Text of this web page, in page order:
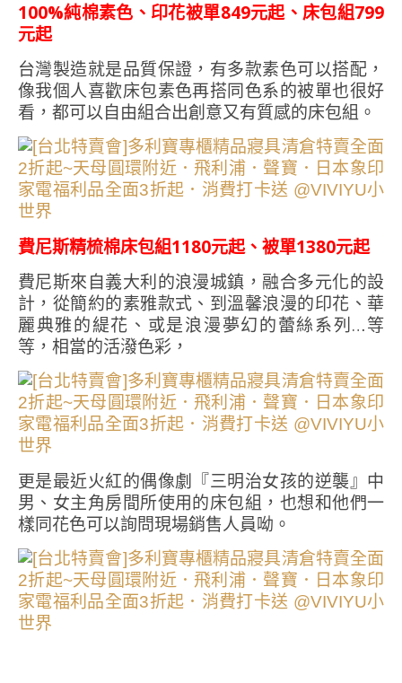
100%純棉素色、印花被單849元起、床包組799
元起
台灣製造就是品質保證，有多款素色可以搭配，
像我個人喜歡床包素色再搭同色系的被單也很好
看，都可以自由組合出創意又有質感的床包組。
費尼斯精梳棉床包組1180元起、被單1380元起
費尼斯來自義大利的浪漫城鎮，融合多元化的設
計，從簡約的素雅款式、到溫馨浪漫的印花、華
麗典雅的緹花、或是浪漫夢幻的蕾絲系列…等
等，相當的活潑色彩，
更是最近火紅的偶像劇『三明治女孩的逆襲』中
男、女主角房間所使用的床包組，也想和他們一
樣同花色可以詢問現場銷售人員呦。